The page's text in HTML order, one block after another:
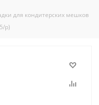
для кондитерских мешков
p)